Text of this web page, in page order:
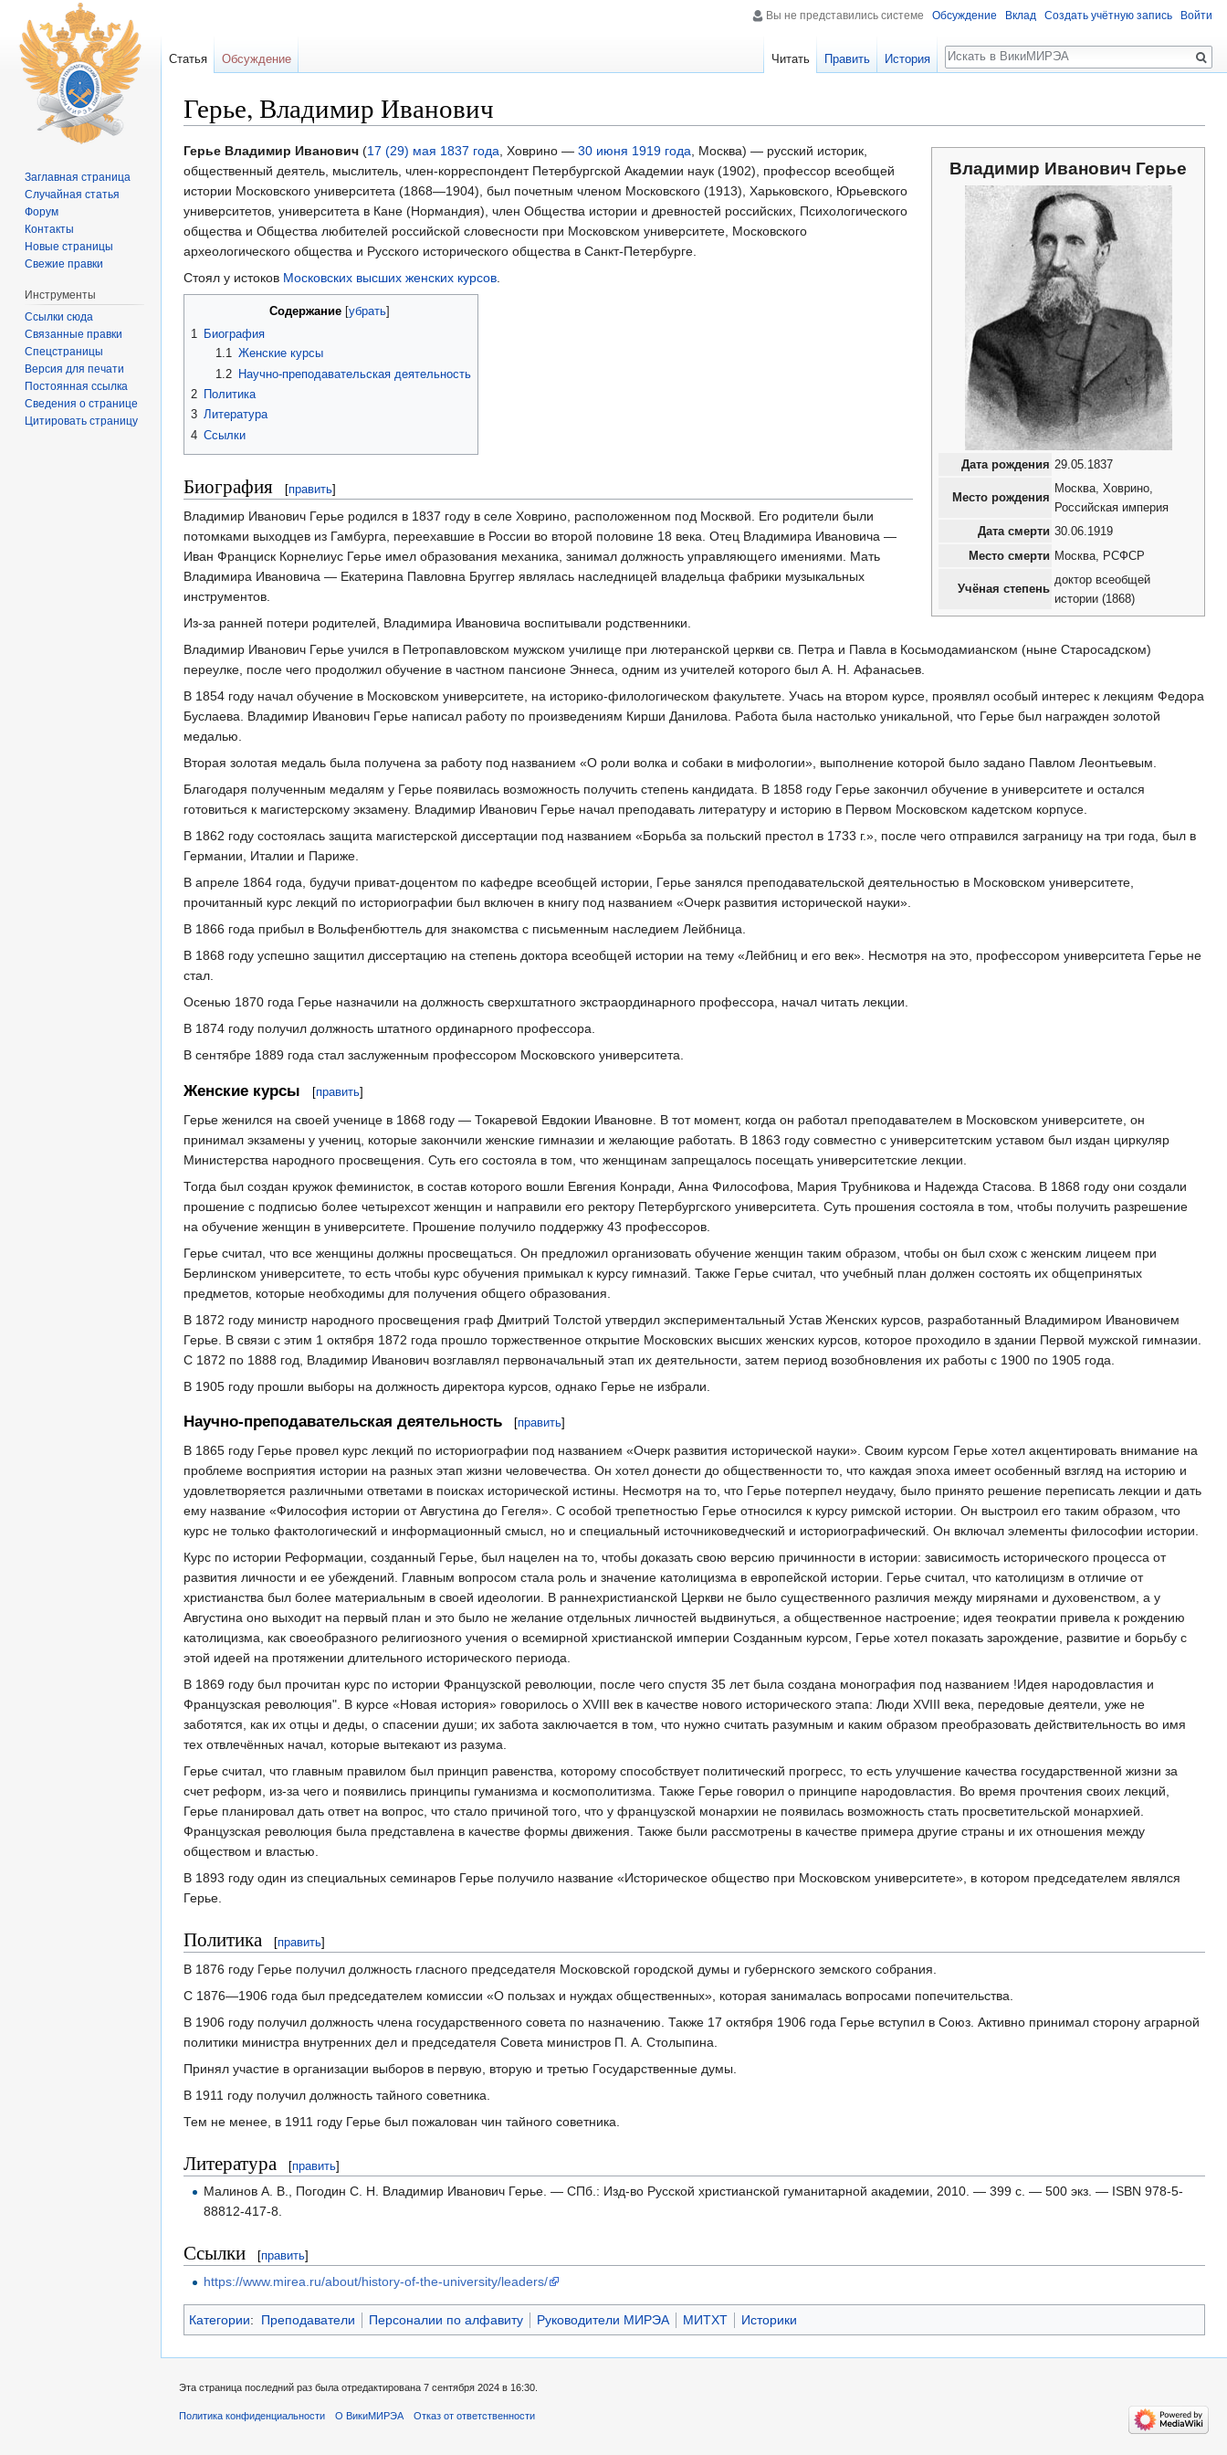
Герье, Владимир Иванович
Владимир Иванович Герье
Дата рождения 29.05.1837
Место рождения
Москва, Ховрино,
Российская империя
Дата смерти 30.06.1919
Место смерти Москва, РСФСР
Учёная степень
доктор всеобщей
истории (1868)
Герье Владимир Иванович (17 (29) мая 1837 года, Ховрино — 30 июня 1919 года, Москва) — русский историк,
общественный деятель, мыслитель, член-корреспондент Петербургской Академии наук (1902), профессор всеобщей
истории Московского университета (1868—1904), был почетным членом Московского (1913), Харьковского, Юрьевского
университетов, университета в Кане (Нормандия), член Общества истории и древностей российских, Психологического
общества и Общества любителей российской словесности при Московском университете, Московского
археологического общества и Русского исторического общества в Санкт-Петербурге.
Стоял у истоков Московских высших женских курсов.
Содержание[ убрать]
1 Биография
1.1 Женские курсы
1.2
Научно-преподавательская деятельность
2 Политика
3 Литература
4 Ссылки
Биография [править]
Владимир Иванович Герье родился в 1837 году в селе Ховрино, расположенном под Москвой. Его родители были
потомками выходцев из Гамбурга, переехавшие в России во второй половине 18 века. Отец Владимира Ивановича —
Иван Франциск Корнелиус Герье имел образования механика, занимал должность управляющего имениями. Мать
Владимира Ивановича — Екатерина Павловна Бруггер являлась наследницей владельца фабрики музыкальных
инструментов.
Из-за ранней потери родителей, Владимира Ивановича воспитывали родственники.
Владимир Иванович Герье учился в Петропавловском мужском училище при лютеранской церкви св. Петра и Павла в Косьмодамианском (ныне Старосадском)
переулке, после чего продолжил обучение в частном пансионе Эннеса, одним из учителей которого был А. Н. Афанасьев.
В 1854 году начал обучение в Московском университете, на историко-филологическом факультете. Учась на втором курсе, проявлял особый интерес к лекциям Федора
Буслаева. Владимир Иванович Герье написал работу по произведениям Кирши Данилова. Работа была настолько уникальной, что Герье был награжден золотой
медалью.
Вторая золотая медаль была получена за работу под названием «О роли волка и собаки в мифологии», выполнение которой было задано Павлом Леонтьевым.
Благодаря полученным медалям у Герье появилась возможность получить степень кандидата. В 1858 году Герье закончил обучение в университете и остался
готовиться к магистерскому экзамену. Владимир Иванович Герье начал преподавать литературу и историю в Первом Московском кадетском корпусе.
В 1862 году состоялась защита магистерской диссертации под названием «Борьба за польский престол в 1733 г.», после чего отправился заграницу на три года, был в
Германии, Италии и Париже.
В апреле 1864 года, будучи приват-доцентом по кафедре всеобщей истории, Герье занялся преподавательской деятельностью в Московском университете,
прочитанный курс лекций по историографии был включен в книгу под названием «Очерк развития исторической науки».
В 1866 года прибыл в Вольфенбюттель для знакомства с письменным наследием Лейбница.
В 1868 году успешно защитил диссертацию на степень доктора всеобщей истории на тему «Лейбниц и его век». Несмотря на это, профессором университета Герье не
стал.
Осенью 1870 года Герье назначили на должность сверхштатного экстраординарного профессора, начал читать лекции.
В 1874 году получил должность штатного ординарного профессора.
В сентябре 1889 года стал заслуженным профессором Московского университета.
Женские курсы [править]
Герье женился на своей ученице в 1868 году — Токаревой Евдокии Ивановне. В тот момент, когда он работал преподавателем в Московском университете, он
принимал экзамены у учениц, которые закончили женские гимназии и желающие работать. В 1863 году совместно с университетским уставом был издан циркуляр
Министерства народного просвещения. Суть его состояла в том, что женщинам запрещалось посещать университетские лекции.
Тогда был создан кружок феминисток, в состав которого вошли Евгения Конради, Анна Философова, Мария Трубникова и Надежда Стасова. В 1868 году они создали
прошение с подписью более четырехсот женщин и направили его ректору Петербургского университета. Суть прошения состояла в том, чтобы получить разрешение
на обучение женщин в университете. Прошение получило поддержку 43 профессоров.
Герье считал, что все женщины должны просвещаться. Он предложил организовать обучение женщин таким образом, чтобы он был схож с женским лицеем при
Берлинском университете, то есть чтобы курс обучения примыкал к курсу гимназий. Также Герье считал, что учебный план должен состоять их общепринятых
предметов, которые необходимы для получения общего образования.
В 1872 году министр народного просвещения граф Дмитрий Толстой утвердил экспериментальный Устав Женских курсов, разработанный Владимиром Ивановичем
Герье. В связи с этим 1 октября 1872 года прошло торжественное открытие Московских высших женских курсов, которое проходило в здании Первой мужской гимназии.
С 1872 по 1888 год, Владимир Иванович возглавлял первоначальный этап их деятельности, затем период возобновления их работы с 1900 по 1905 года.
В 1905 году прошли выборы на должность директора курсов, однако Герье не избрали.
Научно-преподавательская деятельность [править]
В 1865 году Герье провел курс лекций по историографии под названием «Очерк развития исторической науки». Своим курсом Герье хотел акцентировать внимание на
проблеме восприятия истории на разных этап жизни человечества. Он хотел донести до общественности то, что каждая эпоха имеет особенный взгляд на историю и
удовлетворяется различными ответами в поисках исторической истины. Несмотря на то, что Герье потерпел неудачу, было принято решение переписать лекции и дать
ему название «Философия истории от Августина до Гегеля». С особой трепетностью Герье относился к курсу римской истории. Он выстроил его таким образом, что
курс не только фактологический и информационный смысл, но и специальный источниковедческий и историографический. Он включал элементы философии истории.
Курс по истории Реформации, созданный Герье, был нацелен на то, чтобы доказать свою версию причинности в истории: зависимость исторического процесса от
развития личности и ее убеждений. Главным вопросом стала роль и значение католицизма в европейской истории. Герье считал, что католицизм в отличие от
христианства был более материальным в своей идеологии. В раннехристианской Церкви не было существенного различия между мирянами и духовенством, а у
Августина оно выходит на первый план и это было не желание отдельных личностей выдвинуться, а общественное настроение; идея теократии привела к рождению
католицизма, как своеобразного религиозного учения о всемирной христианской империи Созданным курсом, Герье хотел показать зарождение, развитие и борьбу с
этой идеей на протяжении длительного исторического периода.
В 1869 году был прочитан курс по истории Французской революции, после чего спустя 35 лет была создана монография под названием !Идея народовластия и
Французская революция". В курсе «Новая история» говорилось о XVIII век в качестве нового исторического этапа: Люди XVIII века, передовые деятели, уже не
заботятся, как их отцы и деды, о спасении души; их забота заключается в том, что нужно считать разумным и каким образом преобразовать действительность во имя
тех отвлечённых начал, которые вытекают из разума.
Герье считал, что главным правилом был принцип равенства, которому способствует политический прогресс, то есть улучшение качества государственной жизни за
счет реформ, из-за чего и появились принципы гуманизма и космополитизма. Также Герье говорил о принципе народовластия. Во время прочтения своих лекций,
Герье планировал дать ответ на вопрос, что стало причиной того, что у французской монархии не появилась возможность стать просветительской монархией.
Французская революция была представлена в качестве формы движения. Также были рассмотрены в качестве примера другие страны и их отношения между
обществом и властью.
В 1893 году один из специальных семинаров Герье получило название «Историческое общество при Московском университете», в котором председателем являлся
Герье.
Политика [править]
В 1876 году Герье получил должность гласного председателя Московской городской думы и губернского земского собрания.
С 1876—1906 года был председателем комиссии «О пользах и нуждах общественных», которая занималась вопросами попечительства.
В 1906 году получил должность члена государственного совета по назначению. Также 17 октября 1906 года Герье вступил в Союз. Активно принимал сторону аграрной
политики министра внутренних дел и председателя Совета министров П. А. Столыпина.
Принял участие в организации выборов в первую, вторую и третью Государственные думы.
В 1911 году получил должность тайного советника.
Тем не менее, в 1911 году Герье был пожалован чин тайного советника.
Литература [править]
Малинов А. В., Погодин С. Н. Владимир Иванович Герье. — СПб.: Изд-во Русской христианской гуманитарной академии, 2010. — 399 с. — 500 экз. — ISBN 978-5-
88812-417-8.
Ссылки [править]
https://www.mirea.ru/about/history-of-the-university/leaders/
Категории: Преподаватели Персоналии по алфавиту Руководители МИРЭА МИТХТ Историки
Вы не представились системе Обсуждение Вклад Создать учётную запись Войти
Статья Обсуждение Читать Править История
Поиск
Заглавная страница
Случайная статья
Форум
Контакты
Новые страницы
Свежие правки
Инструменты
Ссылки сюда
Связанные правки
Спецстраницы
Версия для печати
Постоянная ссылка
Сведения о странице
Цитировать страницу
Эта страница последний раз была отредактирована 7 сентября 2024 в 16:30.
Политика конфиденциальности О ВикиМИРЭА Отказ от ответственности